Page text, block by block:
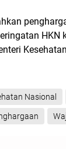
HKN
Nasional